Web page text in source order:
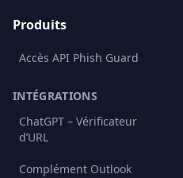
Produits
Accès API Phish Guard
INTÉGRATIONS
ChatGPT – Vérificateur
d’URL
Complément Outlook